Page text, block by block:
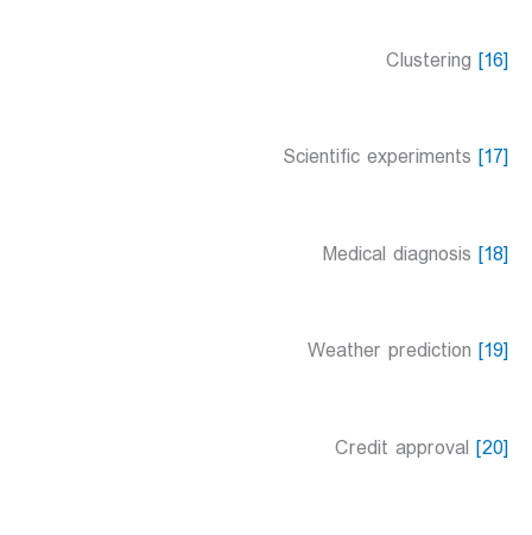
[16]
[17]
[18]
[19]
[20]